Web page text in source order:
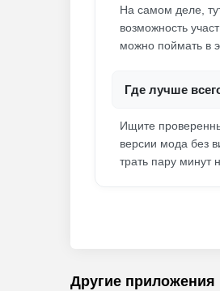
На самом деле,
возможность
можно поймать в
Где лучше
Ищите
версии мода без
трать пару
Другие приложения